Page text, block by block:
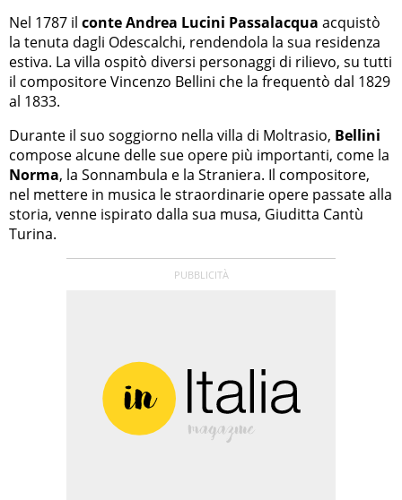
Nel 1787 il conte Andrea Lucini Passalacqua acquistò
la tenuta dagli Odescalchi, rendendola la sua residenza
estiva. La villa ospitò diversi personaggi di rilievo, su tutti
il compositore Vincenzo Bellini che la frequentò dal 1829
al 1833.
Durante il suo soggiorno nella villa di Moltrasio, Bellini
compose alcune delle sue opere più importanti, come la
Norma, la Sonnambula e la Straniera. Il compositore,
nel mettere in musica le straordinarie opere passate alla
storia, venne ispirato dalla sua musa, Giuditta Cantù
Turina.